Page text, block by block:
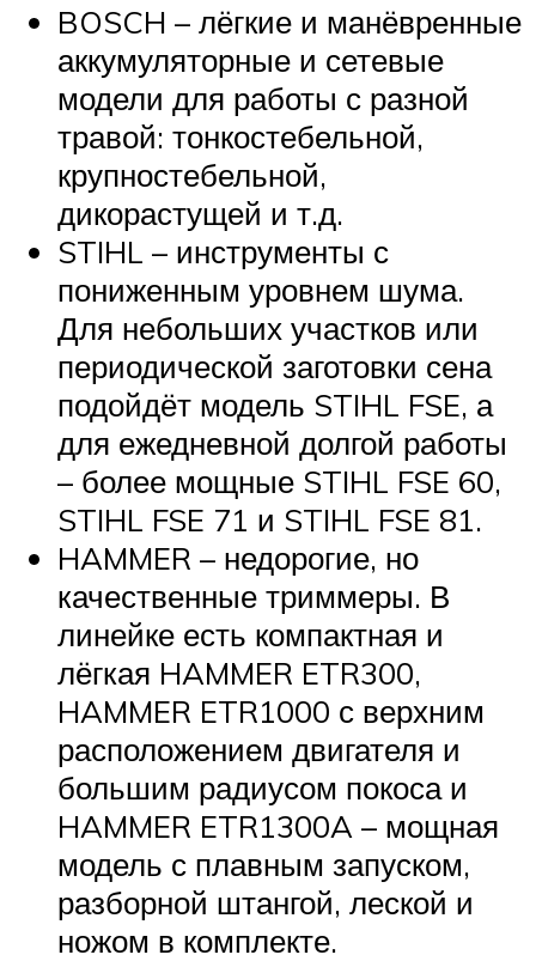
BOSCH – лёгкие и манёвренные
аккумуляторные и сетевые
модели для работы с разной
травой: тонкостебельной,
крупностебельной,
дикорастущей и т.д.
STIHL – инструменты с
пониженным уровнем шума.
Для небольших участков или
периодической заготовки сена
подойдёт модель STIHL FSE, а
для ежедневной долгой работы
– более мощные STIHL FSE 60,
STIHL FSE 71 и STIHL FSE 81.
HAMMER – недорогие, но
качественные триммеры. В
линейке есть компактная и
лёгкая HAMMER ETR300,
HAMMER ETR1000 с верхним
расположением двигателя и
большим радиусом покоса и
HAMMER ETR1300A – мощная
модель с плавным запуском,
разборной штангой, леской и
ножом в комплекте.